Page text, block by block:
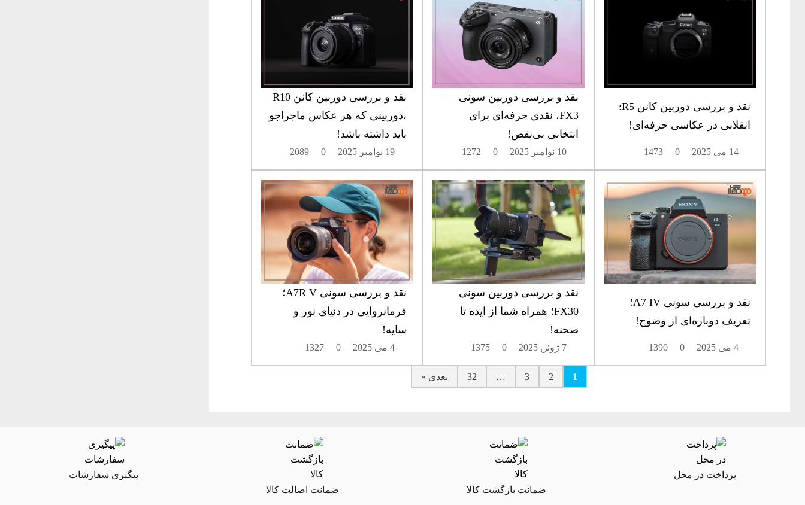
نقد و بررسی دوربین کانن R5:
انقلابی در عکاسی حرفه‌ای!
14 می 2025 0
1473
نقد و بررسی دوربین سونی
FX3، نقدی حرفه‌ای برای
انتخابی بی‌نقص!
10 نوامبر 2025 0
1272
نقد و بررسی دوربین کانن R10
،دوربینی که هر عکاس ماجراجو
باید داشته باشد!
19 نوامبر 2025 0
2089
نقد و بررسی سونی A7 IV؛
تعریف دوباره‌ای از وضوح!
4 می 2025 0
1390
نقد و بررسی دوربین سونی
FX30؛ همراه شما از ایده تا
صحنه!
7 ژوئن 2025 0
1375
نقد و بررسی سونی A7R V؛
فرمانروایی در دنیای نور و
سایه!
4 می 2025 0
1327
1
2
3
…
32 بعدی »
پرداخت در محل
ضمانت بازگشت کالا
ضمانت اصالت کالا
پیگیری سفارشات